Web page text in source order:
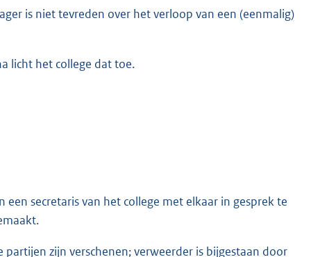
is niet tevreden over het verloop van een (eenmalig)
licht het college dat toe.
secretaris van het college met elkaar in gesprek te
zijn verschenen; verweerder is bijgestaan door